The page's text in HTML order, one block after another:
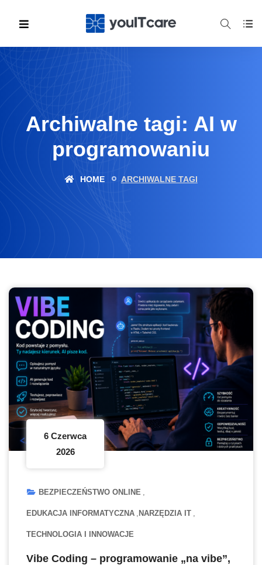
Archiwalne tagi: AI w
programowaniu
HOME ARCHIWALNE TAGI
6 Czerwca
2026
BEZPIECZEŃSTWO ONLINE
EDUKACJA INFORMATYCZNA NARZĘDZIA IT
TECHNOLOGIA I INNOWACJE
Vibe Coding – programowanie „na vibe”,